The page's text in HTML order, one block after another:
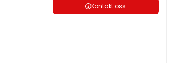
Kontakt oss